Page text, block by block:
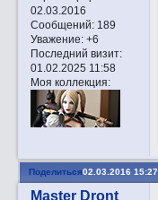
02.03.2016
Сообщений:189
Уважение: +6
Последний визит:
01.02.2025 11:58
Моя коллекция:
Поделиться02.03.2016 15:27
Master Dront